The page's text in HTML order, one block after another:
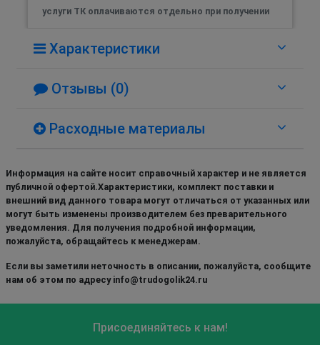
услуги ТК оплачиваются отдельно при получении
Характеристики
Отзывы (0)
Расходные материалы
Информация на сайте носит справочный характер и не является
публичной офертой.Характеристики, комплект поставки и
внешний вид данного товара могут отличаться от указанных или
могут быть изменены производителем без преварительного
уведомления. Для получения подробной информации,
пожалуйста, обращайтесь к менеджерам.
Если вы заметили неточность в описании, пожалуйста, сообщите
нам об этом по адресу info@trudogolik24.ru
Присоединяйтесь к нам!